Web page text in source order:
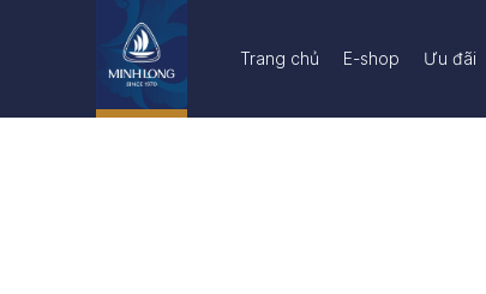
Trang chủ E-shop Ưu đãi